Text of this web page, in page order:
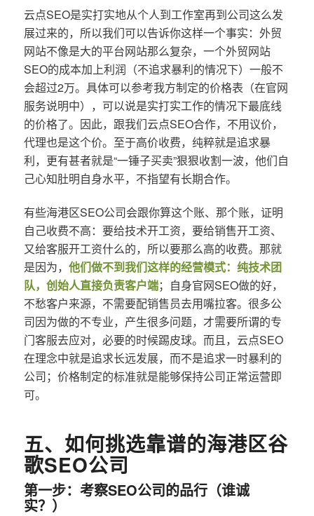
云点SEO是实打实地从个人到工作室再到公司这么发
展过来的，所以我们可以告诉你这样一个事实：外贸
网站不像是大的平台网站那么复杂，一个外贸网站
SEO的成本加上利润（不追求暴利的情况下）一般不
会超过2万。具体可以参考我方制定的价格表（在官网
服务说明中），可以说是实打实工作的情况下最底线
的价格了。因此，跟我们云点SEO合作，不用议价，
代理也是这个价。至于高价收费，纯粹就是追求暴
利，更有甚者就是“一锤子买卖”狠狠收割一波，他们自
己心知肚明自身水平，不指望有长期合作。
有些海港区SEO公司会跟你算这个账、那个账，证明
自己收费不高：要给技术开工资，要给销售开工资、
又给客服开工资什么的，所以要那么高的收费。那就
是因为， 他们做不到我们这样的经营模式：纯技术团
队，创始人直接负责客户端；自身官网SEO做的好，
不愁客户来源，不需要配销售员去用嘴拉客。很多公
司因为做的不专业，产生很多问题，才需要所谓的专
门客服去应对，必要的时候踢皮球。而且，云点SEO
在理念中就是追求长远发展，而不是追求一时暴利的
公司；价格制定的标准就是能够保持公司正常运营即
可。
五、如何挑选靠谱的海港区谷
歌SEO公司
第一步：考察SEO公司的品行（谁诚
实？）